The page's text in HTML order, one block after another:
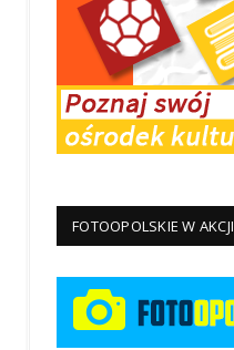
FOTOOPOLSKIE W AKCJI